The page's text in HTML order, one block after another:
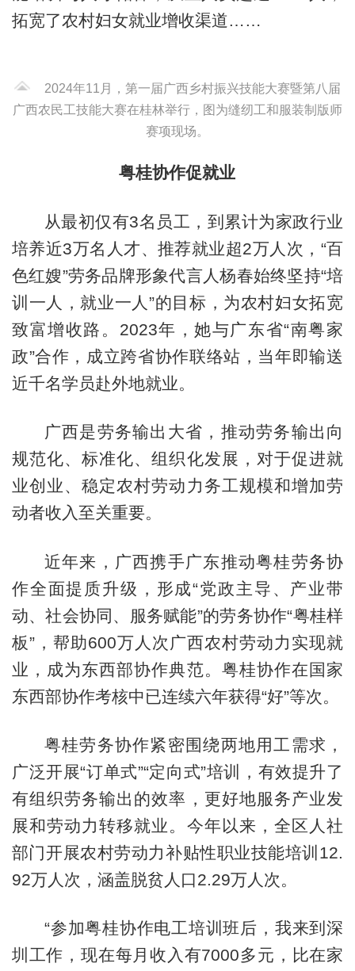
拓宽了农村妇女就业增收渠道……
2024年11月，第一届广西乡村振兴技能大赛暨第八届
广西农民工技能大赛在桂林举行，图为缝纫工和服装制版师
赛项现场。
粤桂协作促就业
从最初仅有3名员工，到累计为家政行业
培养近3万名人才、推荐就业超2万人次，“百
色红嫂”劳务品牌形象代言人杨春始终坚持“培
训一人，就业一人”的目标，为农村妇女拓宽
致富增收路。2023年，她与广东省“南粤家
政”合作，成立跨省协作联络站，当年即输送
近千名学员赴外地就业。
广西是劳务输出大省，推动劳务输出向
规范化、标准化、组织化发展，对于促进就
业创业、稳定农村劳动力务工规模和增加劳
动者收入至关重要。
近年来，广西携手广东推动粤桂劳务协
作全面提质升级，形成“党政主导、产业带
动、社会协同、服务赋能”的劳务协作“粤桂样
板”，帮助600万人次广西农村劳动力实现就
业，成为东西部协作典范。粤桂协作在国家
东西部协作考核中已连续六年获得“好”等次。
粤桂劳务协作紧密围绕两地用工需求，
广泛开展“订单式”“定向式”培训，有效提升了
有组织劳务输出的效率，更好地服务产业发
展和劳动力转移就业。今年以来，全区人社
部门开展农村劳动力补贴性职业技能培训12.
92万人次，涵盖脱贫人口2.29万人次。
“参加粤桂协作电工培训班后，我来到深
圳工作，现在每月收入有7000多元，比在家